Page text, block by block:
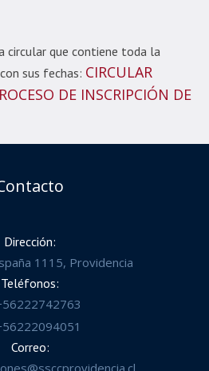
circular que contiene toda la
sus fechas: CIRCULAR
DE INSCRIPCIÓN DE
Dirección:
1115, Providencia
Teléfonos:
Correo: